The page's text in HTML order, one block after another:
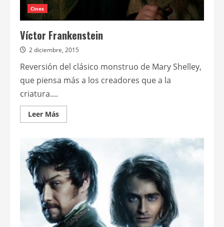
Cines
Víctor Frankenstein
2 diciembre, 2015
Reversión del clásico monstruo de Mary Shelley,
que piensa más a los creadores que a la
criatura....
Leer MásLeer
más
Víctor
Frankenstein